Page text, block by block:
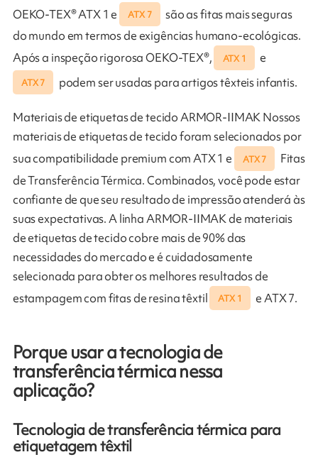
OEKO-TEX® ATX 1 e ATX 7
são as fitas mais seguras
do mundo em termos de exigências humano-ecológicas.
Após a inspeção rigorosa OEKO-TEX®,
ATX 1 e
ATX 7 podem ser usadas para artigos têxteis infantis.
Materiais de etiquetas de tecido ARMOR-IIMAK Nossos
materiais de etiquetas de tecido foram selecionados por
sua compatibilidade premium com ATX 1 e
ATX 7
Fitas
de Transferência Térmica. Combinados, você pode estar
confiante de que seu resultado de impressão atenderá às
suas expectativas. A linha ARMOR-IIMAK de materiais
de etiquetas de tecido cobre mais de 90% das
necessidades do mercado e é cuidadosamente
selecionada para obter os melhores resultados de
estampagem com fitas de resina têxtil
ATX 1 e ATX 7.
Porque usar a tecnologia de
transferência térmica nessa
aplicação?
Tecnologia de transferência térmica para
etiquetagem têxtil